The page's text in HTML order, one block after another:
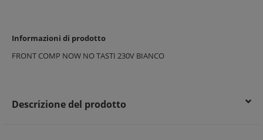
Informazioni di prodotto
FRONT COMP NOW NO TASTI 230V BIANCO
Descrizione del prodotto